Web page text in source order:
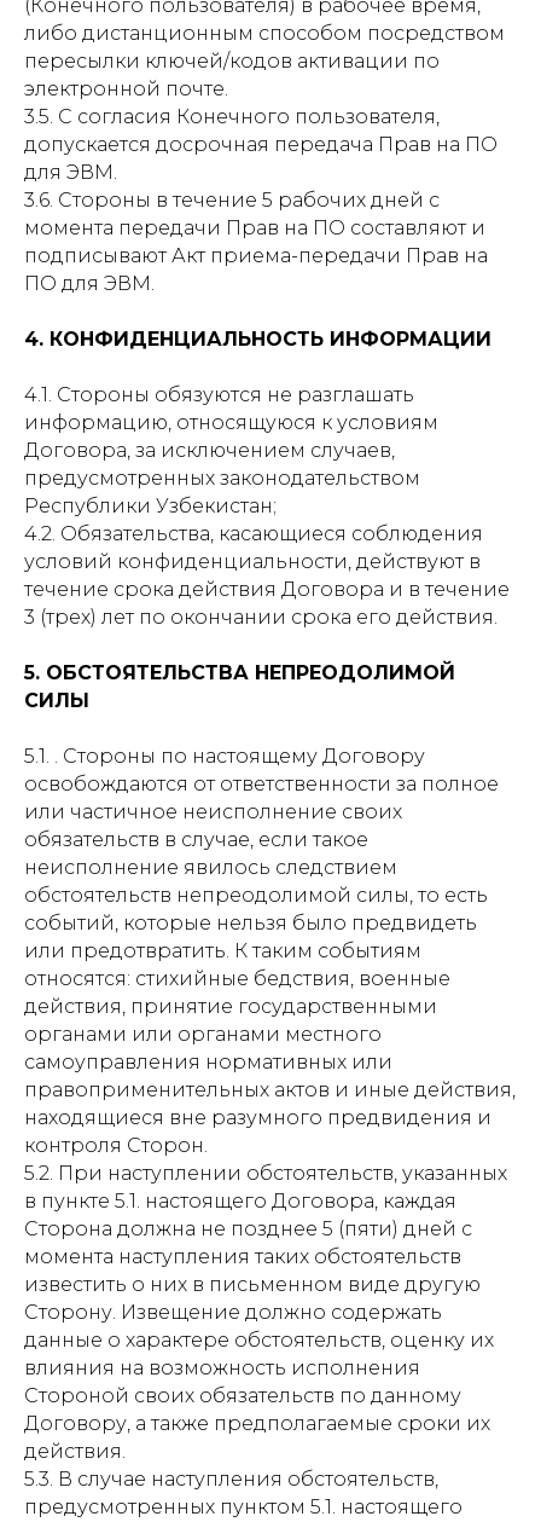
(Конечного пользователя) в рабочее время,
либо дистанционным способом посредством
пересылки ключей/кодов активации по
электронной почте.
3.5. С согласия Конечного пользователя,
допускается досрочная передача Прав на ПО
для ЭВМ.
3.6. Стороны в течение 5 рабочих дней с
момента передачи Прав на ПО составляют и
подписывают Акт приема-передачи Прав на
ПО для ЭВМ.
4. КОНФИДЕНЦИАЛЬНОСТЬ ИНФОРМАЦИИ
4.1. Стороны обязуются не разглашать
информацию, относящуюся к условиям
Договора, за исключением случаев,
предусмотренных законодательством
Республики Узбекистан;
4.2. Обязательства, касающиеся соблюдения
условий конфиденциальности, действуют в
течение срока действия Договора и в течение
3 (трех) лет по окончании срока его действия.
5. ОБСТОЯТЕЛЬСТВА НЕПРЕОДОЛИМОЙ
СИЛЫ
5.1. . Стороны по настоящему Договору
освобождаются от ответственности за полное
или частичное неисполнение своих
обязательств в случае, если такое
неисполнение явилось следствием
обстоятельств непреодолимой силы, то есть
событий, которые нельзя было предвидеть
или предотвратить. К таким событиям
относятся: стихийные бедствия, военные
действия, принятие государственными
органами или органами местного
самоуправления нормативных или
правоприменительных актов и иные действия,
находящиеся вне разумного предвидения и
контроля Сторон.
5.2. При наступлении обстоятельств, указанных
в пункте 5.1. настоящего Договора, каждая
Сторона должна не позднее 5 (пяти) дней с
момента наступления таких обстоятельств
известить о них в письменном виде другую
Сторону. Извещение должно содержать
данные о характере обстоятельств, оценку их
влияния на возможность исполнения
Стороной своих обязательств по данному
Договору, а также предполагаемые сроки их
действия.
5.3. В случае наступления обстоятельств,
предусмотренных пунктом 5.1. настоящего